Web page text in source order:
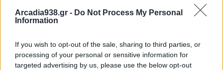
Arcadia938.gr - Do Not Process My Personal
Information
If you wish to opt-out of the sale, sharing to third parties, or
processing of your personal or sensitive information for
targeted advertising by us, please use the below opt-out
Εκκλησίας, Αντιπεριφερειάρχες, εκπροσώπους της
αυτοδιοίκησης, συλλόγους και επισκέπτες από όλη
επίσημη Δοξολογία στον Ιερό Ναό Παμμεγίστων
Ταξιαρχών, χοροστατούντος του Σεβασμιωτάτου